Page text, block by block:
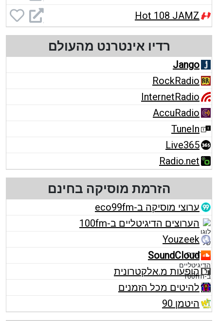
Hot 108 JAMZ
רדיו אינטרנט מהעולם
Jango
RockRadio
InternetRadio
AccuRadio
TuneIn
Live365
Radio.net
הזרמת מוסיקה בחינם
ערוצי מוסיקה ב-eco99fm
הערוצים הדיגיטליים ב-100fm
Youzeek
SoundCloud
הופעות מ.אלקטרונית
להיטים מכל הזמנים
היטמן 90